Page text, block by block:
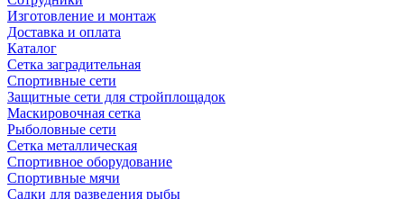
Изготовление и монтаж
Доставка и оплата
Каталог
Сетка заградительная
Спортивные сети
Защитные сети для стройплощадок
Маскировочная сетка
Рыболовные сети
Сетка металлическая
Спортивное оборудование
Спортивные мячи
Садки для разведения рыбы